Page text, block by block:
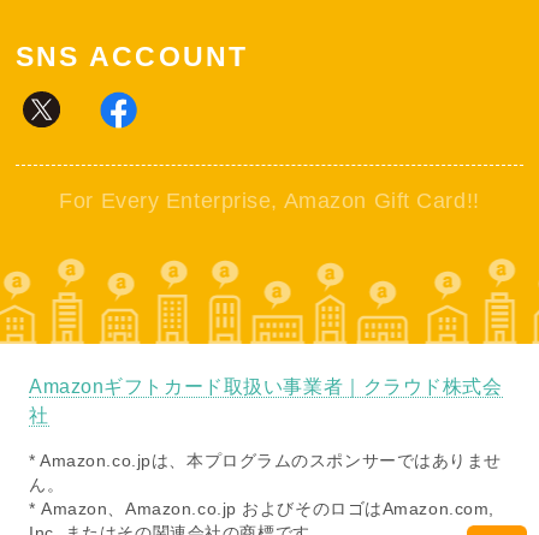
SNS ACCOUNT
For Every Enterprise, Amazon Gift Card!!
Amazonギフトカード取扱い事業者｜クラウド株式会
社
* Amazon.co.jpは、本プログラムのスポンサーではありませ
ん。
* Amazon、Amazon.co.jp およびそのロゴはAmazon.com,